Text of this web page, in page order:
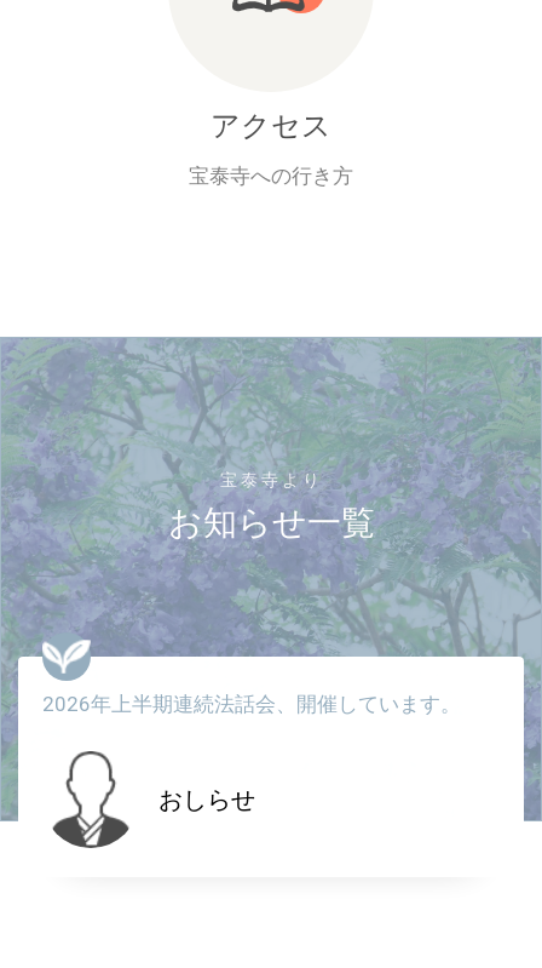
アクセス
宝泰寺への行き方
宝泰寺より
お知らせ一覧
2026年上半期連続法話会、開催しています。
おしらせ